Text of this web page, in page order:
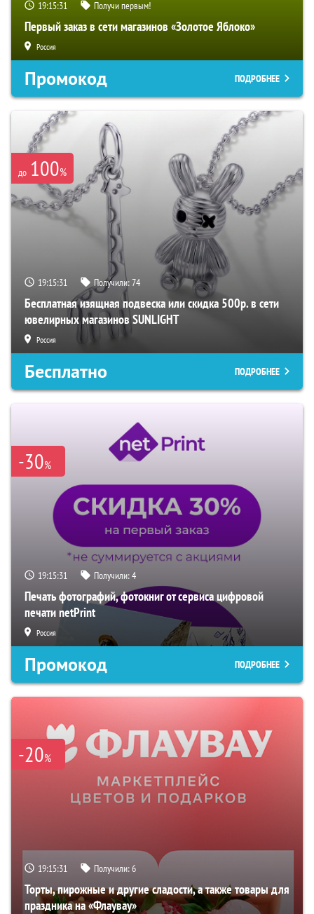
19:15:30 Получи первым!
Первый заказ в сети магазинов «Золотое Яблоко»
Россия
Промокод ПОДРОБНЕЕ
до 100%
19:15:30 Получили:74
Бесплатная изящная подвеска или скидка 500р. в сети
ювелирных магазинов SUNLIGHT
Россия
Бесплатно ПОДРОБНЕЕ
-30%
19:15:30 Получили:4
Печать фотографий, фотокниг от сервиса цифровой
печати netPrint
Россия
Промокод ПОДРОБНЕЕ
-20%
19:15:30 Получили:6
Торты, пирожные и другие сладости, а также товары для
праздника на «Флаувау»